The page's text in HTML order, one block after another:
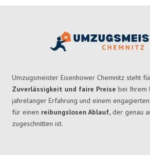
Umzugsmeister Eisenhower Chemnitz steht
Zuverlässigkeit und faire Preise bei Ihrem
jahrelanger Erfahrung und einem
für einen reibungslosen Ablauf, der genau
zugeschnitten ist.